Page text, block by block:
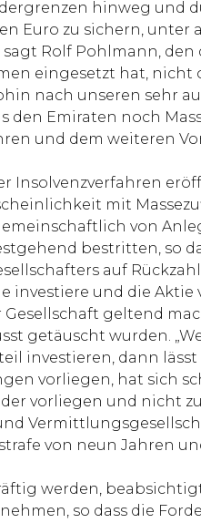
hinweg und
Euro zu sichern,
Rolf Pohlmann,
eingesetzt hat, nicht
nach unseren sehr
den Emiraten noch
und dem weiteren
Insolvenzverfahren
mit
von
bestritten, so
auf
investiere und die
geltend
getäuscht wurden.
investieren, dann
vorliegen, hat sich
vorliegen und nicht
von neun Jahren
werden,
so dass die